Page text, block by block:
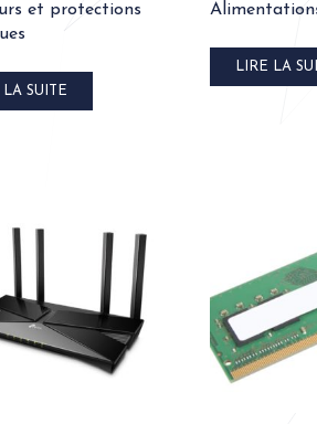
et protections
LA SUITE
LIRE LA